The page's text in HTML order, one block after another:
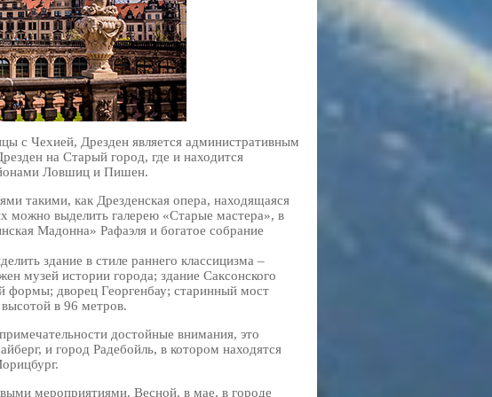
с Чехией, Дрезден является административным
на Старый город, где и находится
Ловшиц и Пишен.
такими, как Дрезденская опера, находящаяся
можно выделить галерею «Старые мастера», в
Мадонна» Рафаэля и богатое собрание
здание в стиле раннего классицизма –
музей истории города; здание Саксонского
формы; дворец Георгенбау; старинный мост
в 96 метров.
достойные внимания, это
и город Радебойль, в котором находятся
мероприятиями. Весной, в мае, в городе